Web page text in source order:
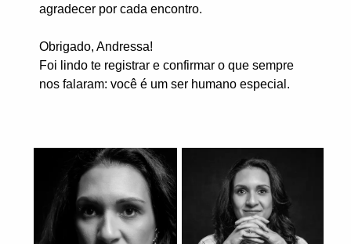
agradecer por cada encontro.
Obrigado, Andressa!
Foi lindo te registrar e confirmar o que sempre
nos falaram: você é um ser humano especial.